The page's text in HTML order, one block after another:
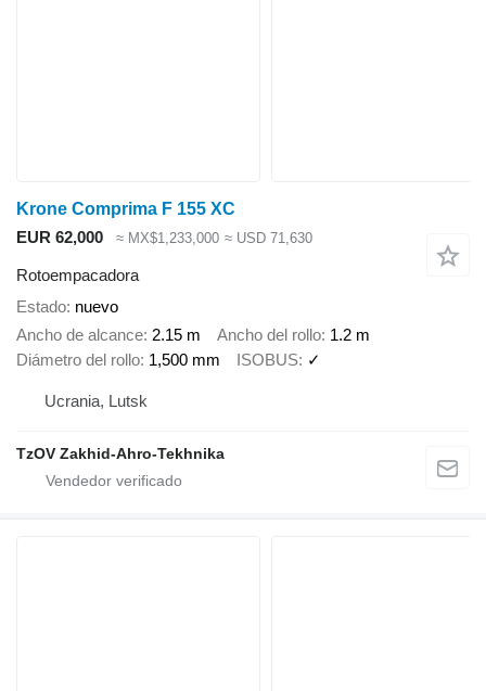
Krone Comprima F 155 XC
EUR 62,000
≈ MX$1,233,000 ≈ USD 71,630
Rotoempacadora
Estado nuevo
Ancho de alcance 2.15 m Ancho del rollo 1.2 m
Diámetro del rollo 1,500 mm ISOBUS ✓
Ucrania, Lutsk
TzOV Zakhid-Ahro-Tekhnika